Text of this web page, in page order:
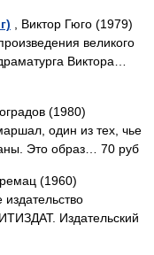
, Виктор Гюго (1979)
великого
Виктора…
(1980)
один из тех, чье
Это образ… 70 руб
(1960)
Издательский